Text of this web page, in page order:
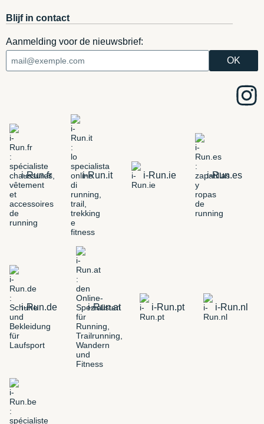
Blijf in contact
Aanmelding voor de nieuwsbrief:
i-Run.fr i-Run.it i-Run.ie i-Run.es
i-Run.de i-Run.at i-Run.pt i-Run.nl